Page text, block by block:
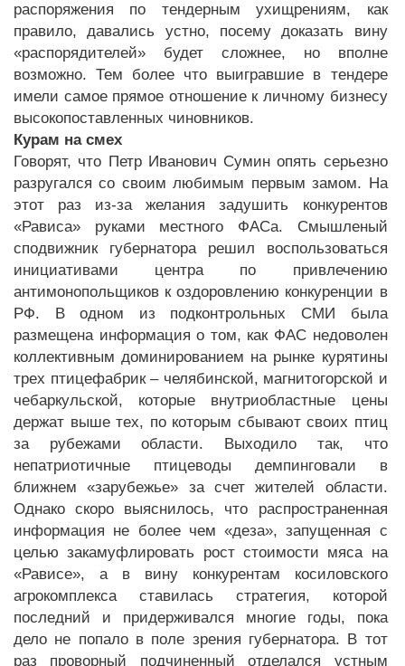
распоряжения по тендерным ухищрениям, как
правило, давались устно, посему доказать вину
«распорядителей» будет сложнее, но вполне
возможно. Тем более что выигравшие в тендере
имели самое прямое отношение к личному бизнесу
высокопоставленных чиновников.
Курам на смех
Говорят, что Петр Иванович Сумин опять серьезно
разругался со своим любимым первым замом. На
этот раз из-за желания задушить конкурентов
«Рависа» руками местного ФАСа. Смышленый
сподвижник губернатора решил воспользоваться
инициативами центра по привлечению
антимонопольщиков к оздоровлению конкуренции в
РФ. В одном из подконтрольных СМИ была
размещена информация о том, как ФАС недоволен
коллективным доминированием на рынке курятины
трех птицефабрик – челябинской, магнитогорской и
чебаркульской, которые внутриобластные цены
держат выше тех, по которым сбывают своих птиц
за рубежами области. Выходило так, что
непатриотичные птицеводы демпинговали в
ближнем «зарубежье» за счет жителей области.
Однако скоро выяснилось, что распространенная
информация не более чем «деза», запущенная с
целью закамуфлировать рост стоимости мяса на
«Рависе», а в вину конкурентам косиловского
агрокомплекса ставилась стратегия, которой
последний и придерживался многие годы, пока
дело не попало в поле зрения губернатора. В тот
раз проворный подчиненный отделался устным